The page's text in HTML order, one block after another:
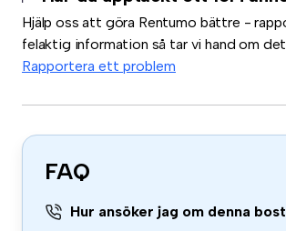
Hjälp oss att göra Rentumo bättre -
felaktig information så tar vi hand om
Rapportera ett problem
FAQ
Hur ansöker jag om denna